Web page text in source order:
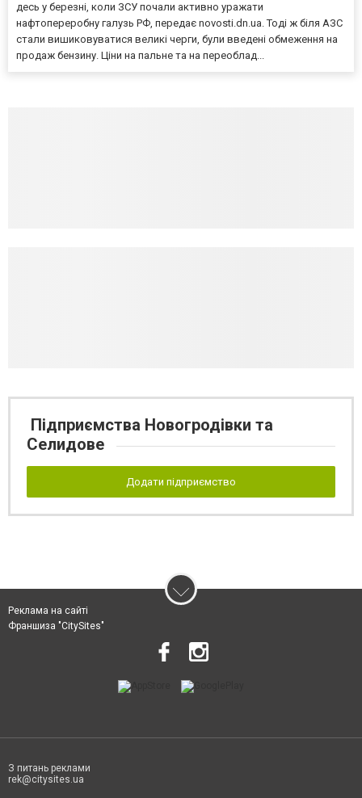
десь у березні, коли ЗСУ почали активно уражати
нафтопереробну галузь РФ, передає novosti.dn.ua. Тоді ж біля АЗС
стали вишиковуватися великі черги, були введені обмеження на
продаж бензину. Ціни на пальне та на переоблад...
Підприємства Новогродівки та
Селидове
Додати підприємство
Реклама на сайті
Франшиза "CitySites"
З питань реклами
rek@citysites.ua